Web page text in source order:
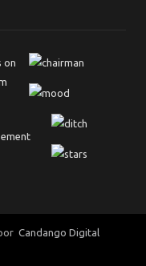
Candango Digital